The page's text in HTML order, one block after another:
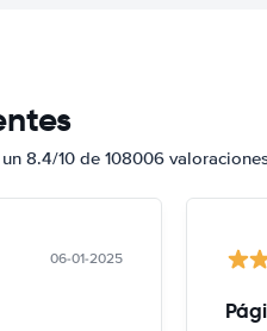
8.4/10 de 108006
06-01-2025